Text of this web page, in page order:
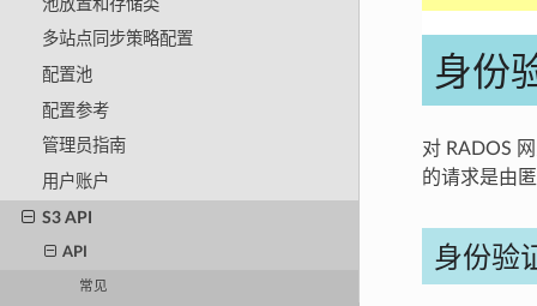
池放置和存储类
多站点同步策略配置
配置池
配置参考
管理员指南
用户账户
S3 API
API
常见
身份
对 RADOS
的请求是由
身份验